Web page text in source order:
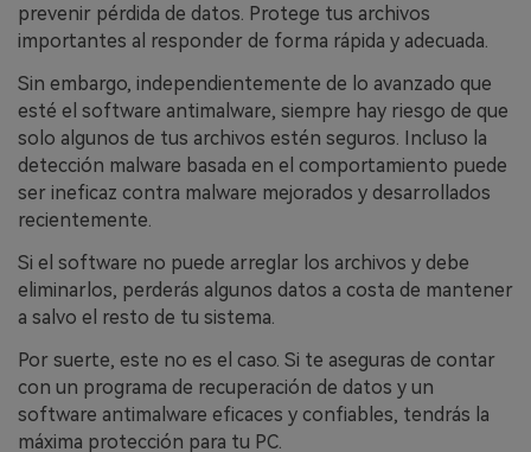
prevenir pérdida de datos. Protege tus archivos
importantes al responder de forma rápida y adecuada.
Sin embargo, independientemente de lo avanzado que
esté el software antimalware, siempre hay riesgo de que
solo algunos de tus archivos estén seguros. Incluso la
detección malware basada en el comportamiento puede
ser ineficaz contra malware mejorados y desarrollados
recientemente.
Si el software no puede arreglar los archivos y debe
eliminarlos, perderás algunos datos a costa de mantener
a salvo el resto de tu sistema.
Por suerte, este no es el caso. Si te aseguras de contar
con un programa de recuperación de datos y un
software antimalware eficaces y confiables, tendrás la
máxima protección para tu PC.